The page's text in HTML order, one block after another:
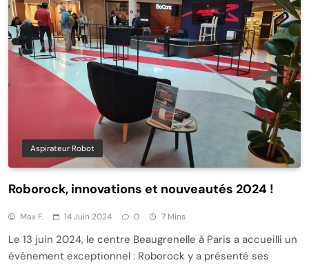
Aspirateur Robot
Roborock, innovations et nouveautés 2024 !
Max F. 14 Juin 2024 0 7 Mins
Le 13 juin 2024, le centre Beaugrenelle à Paris a accueilli un
événement exceptionnel : Roborock y a présenté ses